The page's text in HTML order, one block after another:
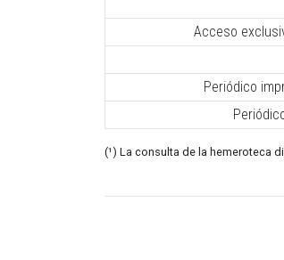
Acceso
Periódico
(¹) La consulta de la hemeroteca